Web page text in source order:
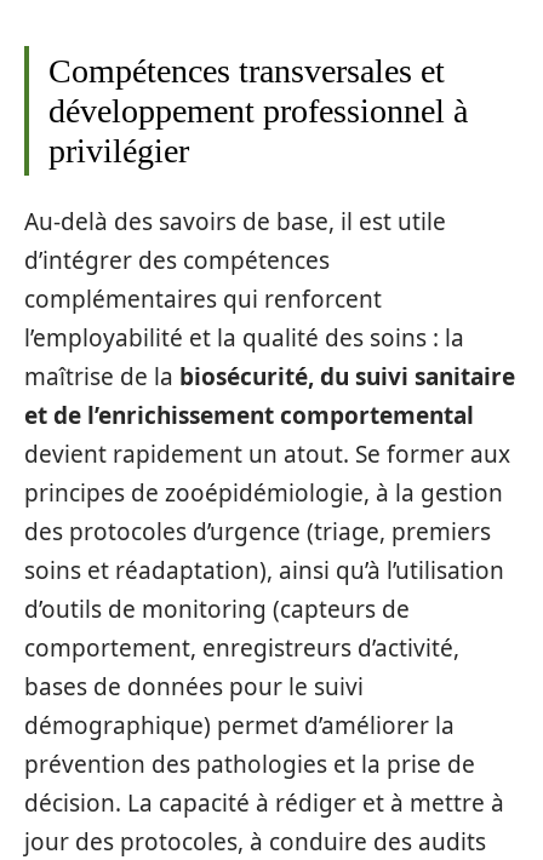
Compétences transversales et
développement professionnel à
privilégier
Au-delà des savoirs de base, il est utile
d’intégrer des compétences
complémentaires qui renforcent
l’employabilité et la qualité des soins : la
maîtrise de la biosécurité, du suivi sanitaire
et de l’enrichissement comportemental
devient rapidement un atout. Se former aux
principes de zooépidémiologie, à la gestion
des protocoles d’urgence (triage, premiers
soins et réadaptation), ainsi qu’à l’utilisation
d’outils de monitoring (capteurs de
comportement, enregistreurs d’activité,
bases de données pour le suivi
démographique) permet d’améliorer la
prévention des pathologies et la prise de
décision. La capacité à rédiger et à mettre à
jour des protocoles, à conduire des audits